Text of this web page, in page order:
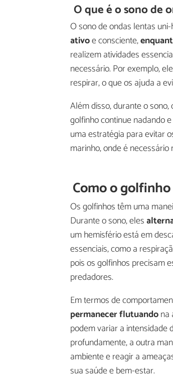
O que é o sono de
O sono de ondas lentas
ativoe consciente,
realizem atividades
necessário. Por exemplo,
respirar, o que os ajuda a
Além disso, durante o
golfinho continue nadando
uma estratégia para evitar
marinho, onde é
Como o
Os golfinhos têm uma
Durante o sono, eles
um hemisfério está em
essenciais, como a
pois os golfinhos precisam
predadores.
Em termos de
permanecer flutuandona
podem variar a intensidade
profundamente, a outra
ambiente e reagir a
sua saúde e bem-estar.